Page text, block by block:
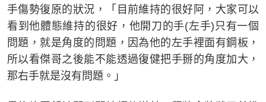
手傷勢復原的狀況，「目前維持的很好阿，大家可以
看到他體態維持的很好，他開刀的手(左手)只有一個
問題，就是角度的問題，因為他的左手裡面有鋼板，
所以看傑哥之後能不能透過復健把手掰的角度加大，
那右手就是沒有問題。」